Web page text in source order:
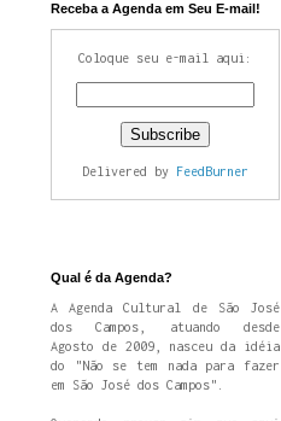
Receba a Agenda em Seu E-mail!
Coloque seu e-mail aqui:
Delivered by FeedBurner
Qual é da Agenda?
A Agenda Cultural de São José
dos Campos, atuando desde
Agosto de 2009, nasceu da idéia
do "Não se tem nada para fazer
em São José dos Campos".